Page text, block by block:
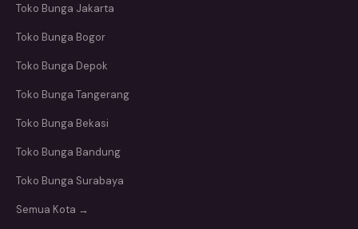
Toko Bunga Jakarta
Toko Bunga Bogor
Toko Bunga Depok
Toko Bunga Tangerang
Toko Bunga Bekasi
Toko Bunga Bandung
Toko Bunga Surabaya
Semua Kota →